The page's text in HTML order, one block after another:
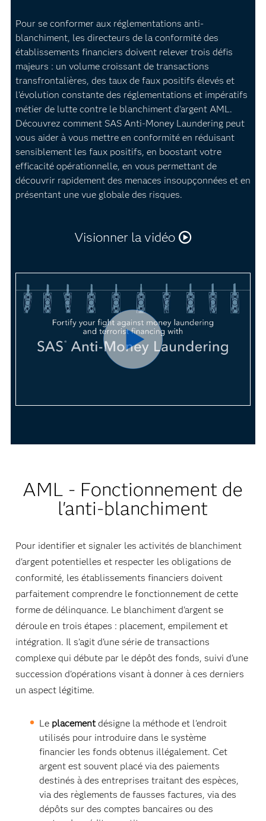
Pour se conformer aux réglementations anti-
blanchiment, les directeurs de la conformité des
établissements financiers doivent relever trois défis
majeurs : un volume croissant de transactions
transfrontalières, des taux de faux positifs élevés et
l'évolution constante des réglementations et impératifs
métier de lutte contre le blanchiment d'argent AML.
Découvrez comment SAS Anti-Money Laundering peut
vous aider à vous mettre en conformité en réduisant
sensiblement les faux positifs, en boostant votre
efficacité opérationnelle, en vous permettant de
découvrir rapidement des menaces insoupçonnées et en
présentant une vue globale des risques.
Visionner la vidéo
AML - Fonctionnement de
l'anti-blanchiment
Pour identifier et signaler les activités de blanchiment
d'argent potentielles et respecter les obligations de
conformité, les établissements financiers doivent
parfaitement comprendre le fonctionnement de cette
forme de délinquance. Le blanchiment d'argent se
déroule en trois étapes : placement, empilement et
intégration. Il s'agit d'une série de transactions
complexe qui débute par le dépôt des fonds, suivi d'une
succession d'opérations visant à donner à ces derniers
un aspect légitime.
Le placementdésigne la méthode et l'endroit
utilisés pour introduire dans le système
financier les fonds obtenus illégalement. Cet
argent est souvent placé via des paiements
destinés à des entreprises traitant des espèces,
via des règlements de fausses factures, via des
dépôts sur des comptes bancaires ou des